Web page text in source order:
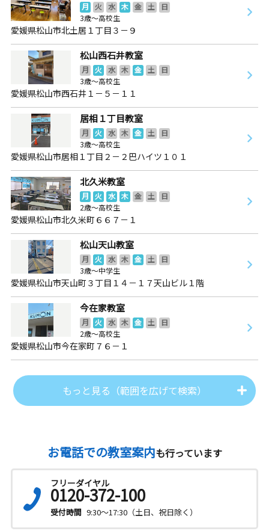
月 火 水 木 金 土
日
3歳～高校生
愛媛県松山市北土居１丁目３－９
松山西石井教室
月 火 水 木 金 土
日
3歳～高校生
愛媛県松山市西石井１－５－１１
居相１丁目教室
月 火 水 木 金 土
日
3歳～高校生
愛媛県松山市居相１丁目２－２巴ハイツ１０１
北久米教室
月 火 水 木 金 土
日
2歳～高校生
愛媛県松山市北久米町６６７－１
松山天山教室
月 火 水 木 金 土
日
3歳～中学生
愛媛県松山市天山町３丁目１４－１７天山ビル１階
今在家教室
月 火 水 木 金 土
日
2歳～高校生
愛媛県松山市今在家町７６－１
もっと見る（範囲を広げて検索）
お電話での教室案内も行っています
フリーダイヤル
0120-372-100
受付時間 9:30～17:30（土日、祝日除く）